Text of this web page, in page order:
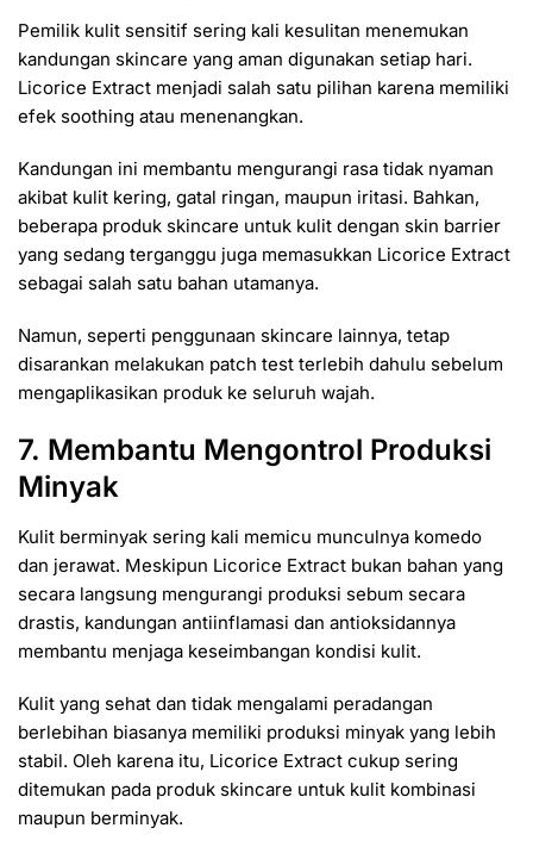
Pemilik kulit sensitif sering kali kesulitan menemukan
kandungan skincare yang aman digunakan setiap hari.
Licorice Extract menjadi salah satu pilihan karena memiliki
efek soothing atau menenangkan.
Kandungan ini membantu mengurangi rasa tidak nyaman
akibat kulit kering, gatal ringan, maupun iritasi. Bahkan,
beberapa produk skincare untuk kulit dengan skin barrier
yang sedang terganggu juga memasukkan Licorice Extract
sebagai salah satu bahan utamanya.
Namun, seperti penggunaan skincare lainnya, tetap
disarankan melakukan patch test terlebih dahulu sebelum
mengaplikasikan produk ke seluruh wajah.
7. Membantu Mengontrol Produksi
Minyak
Kulit berminyak sering kali memicu munculnya komedo
dan jerawat. Meskipun Licorice Extract bukan bahan yang
secara langsung mengurangi produksi sebum secara
drastis, kandungan antiinflamasi dan antioksidannya
membantu menjaga keseimbangan kondisi kulit.
Kulit yang sehat dan tidak mengalami peradangan
berlebihan biasanya memiliki produksi minyak yang lebih
stabil. Oleh karena itu, Licorice Extract cukup sering
ditemukan pada produk skincare untuk kulit kombinasi
maupun berminyak.